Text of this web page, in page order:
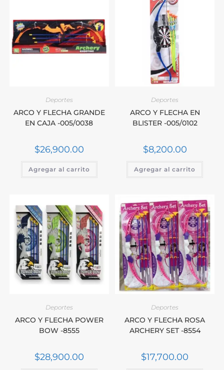
Deportes
ARCO Y FLECHA GRANDE
EN CAJA -005/0038
$26,900.00
Agregar al carrito
Deportes
ARCO Y FLECHA EN
BLISTER -005/0102
$8,200.00
Agregar al carrito
Deportes
ARCO Y FLECHA POWER
BOW -8555
$28,900.00
Deportes
ARCO Y FLECHA ROSA
ARCHERY SET -8554
$17,700.00